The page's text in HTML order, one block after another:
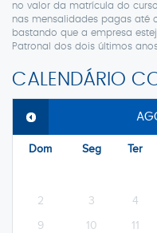
no valor da matrícula do
nas mensalidades pagas até
bastando que a empresa
Patronal dos dois últimos
CALENDÁRIO
Dom Seg Ter
2
3 4
9
10 11